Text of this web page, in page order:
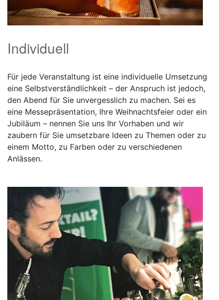
Individuell
Für jede Veranstaltung ist eine individuelle Umsetzung
eine Selbstverständlichkeit – der Anspruch ist jedoch,
den Abend für Sie unvergesslich zu machen. Sei es
eine Messepräsentation, Ihre Weihnachtsfeier oder ein
Jubiläum – nennen Sie uns Ihr Vorhaben und wir
zaubern für Sie umsetzbare Ideen zu Themen oder zu
einem Motto, zu Farben oder zu verschiedenen
Anlässen.